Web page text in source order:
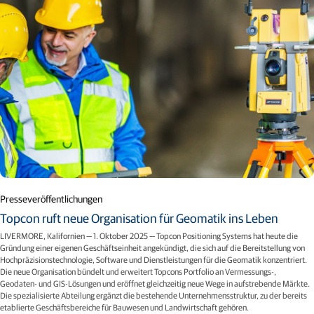
Presseveröffentlichungen
Topcon ruft neue Organisation für Geomatik ins Leben
LIVERMORE, Kalifornien — 1. Oktober 2025 — Topcon Positioning Systems hat heute die
Gründung einer eigenen Geschäftseinheit angekündigt, die sich auf die Bereitstellung von
Hochpräzisionstechnologie, Software und Dienstleistungen für die Geomatik konzentriert.
Die neue Organisation bündelt und erweitert Topcons Portfolio an Vermessungs-,
Geodaten- und GIS-Lösungen und eröffnet gleichzeitig neue Wege in aufstrebende Märkte.
Die spezialisierte Abteilung ergänzt die bestehende Unternehmensstruktur, zu der bereits
etablierte Geschäftsbereiche für Bauwesen und Landwirtschaft gehören.